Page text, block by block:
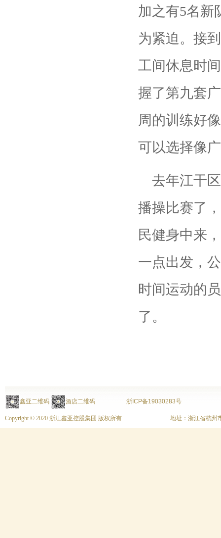
加之有5名新
为紧迫。接
工间休息时
握了第九套
周的训练好
可以选择像
去年江干区
播操比赛了
民健身中来
一点出发，
时间运动的
了。
鑫亚二维码 酒店二维码 浙ICP备19030283号
Copyright © 2020 浙江鑫亚控股集团 版权所有 地址：浙江省杭州